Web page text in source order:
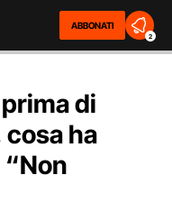
ABBONATI
2
di
cosa ha